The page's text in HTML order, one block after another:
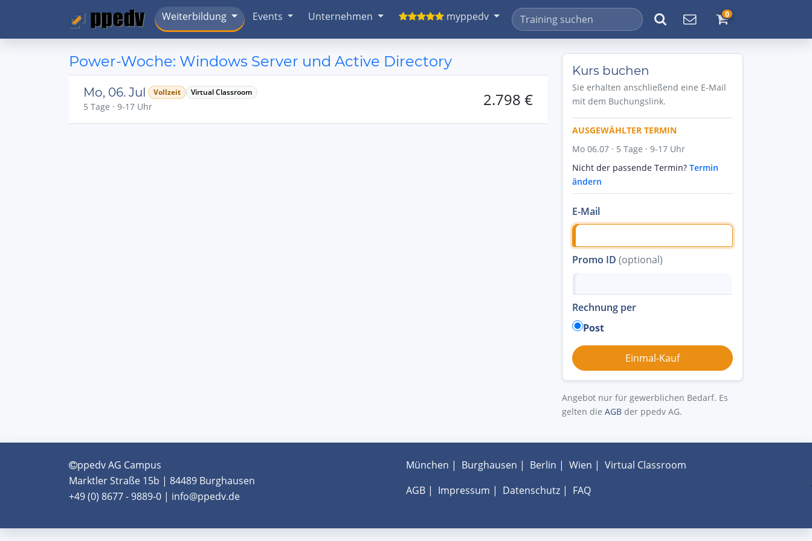
Weiterbildung Events Unternehmen myppedv 0
Power-Woche: Windows Server und Active Directory
Mo, 06. Jul Vollzeit Virtual Classroom
5 Tage · 9-17 Uhr 2.798 €
Kurs buchen
Sie erhalten anschließend eine E-Mail
mit dem Buchungslink.
AUSGEWÄHLTER TERMIN
Mo 06.07 · 5 Tage · 9-17 Uhr
Nicht der passende Termin? Termin
ändern
E-Mail
Promo ID (optional)
Rechnung per
Post
Angebot nur für gewerblichen Bedarf. Es
gelten die AGB der ppedv AG.
ppedv AG Campus
Marktler Straße 15b | 84489 Burghausen
+49 (0) 8677 - 9889-0 | info@ppedv.de
München | Burghausen | Berlin | Wien | Virtual Classroom
AGB| Impressum | Datenschutz| FAQ